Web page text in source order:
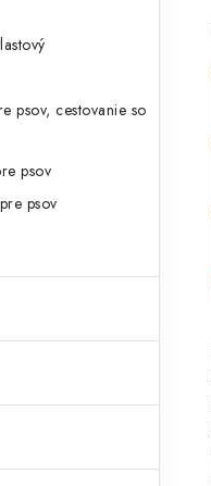
psov, cestovanie so
psov
psov